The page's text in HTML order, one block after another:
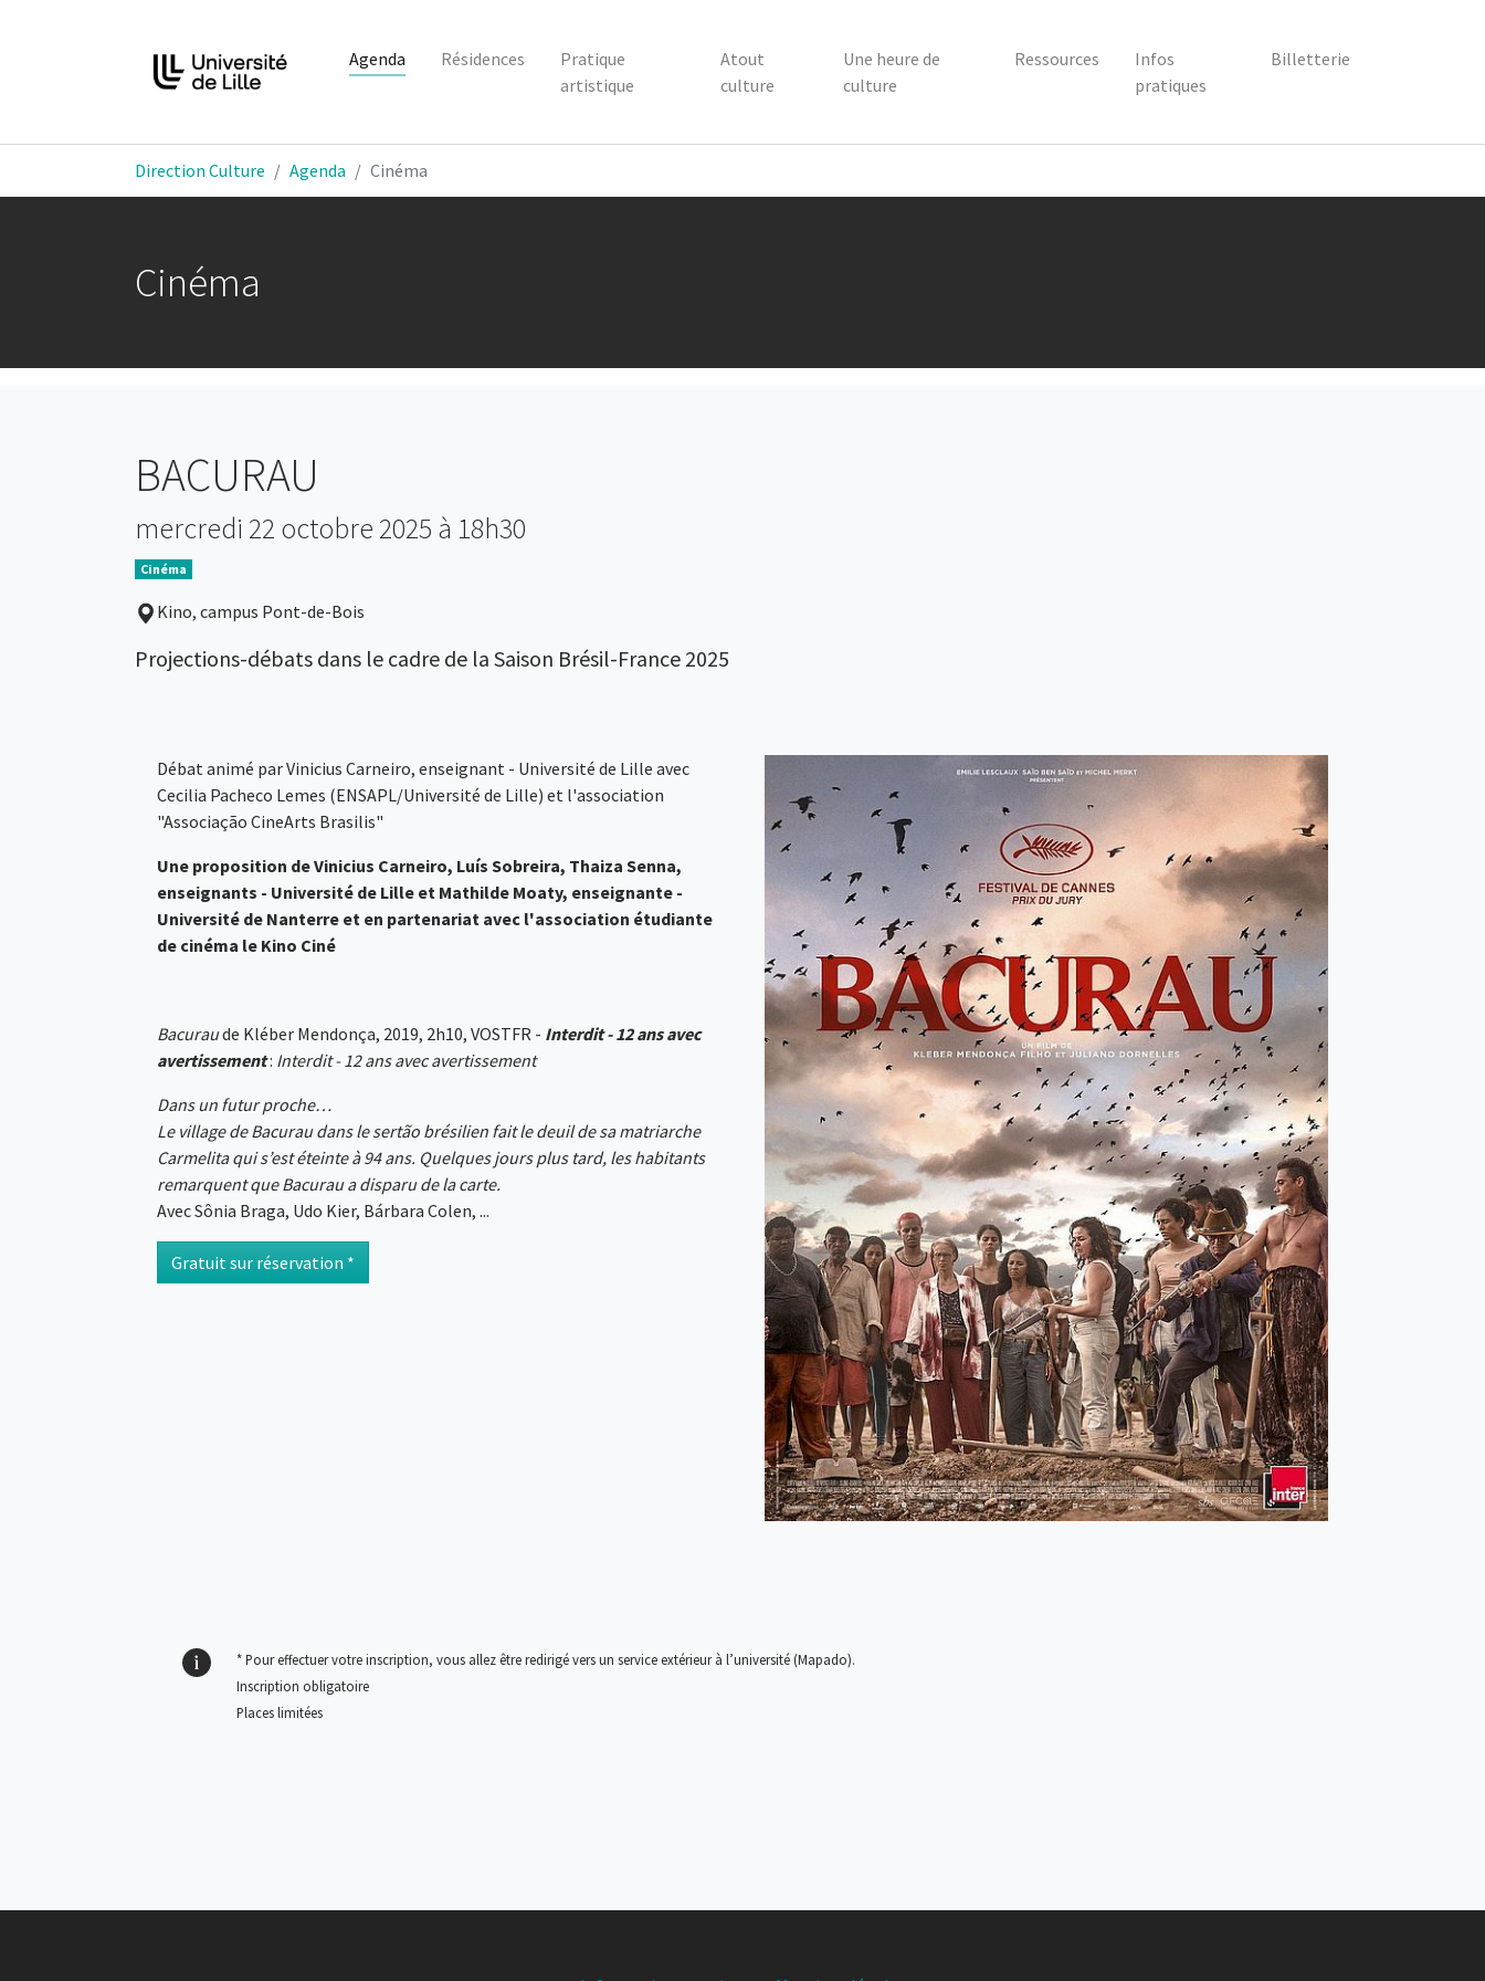
Agenda Résidences
Pratique
artistique
Atout
culture
Une heure de
culture
Ressources
Infos
pratiques
Billetterie
Direction Culture Agenda Cinéma
Cinéma
BACURAU
mercredi 22 octobre 2025 à 18h30
Cinéma
Kino, campus Pont-de-Bois
Projections-débats dans le cadre de la Saison Brésil-France 2025
Débat animé par Vinicius Carneiro, enseignant - Université de Lille avec
Cecilia Pacheco Lemes (ENSAPL/Université de Lille) et l'association
"Associação CineArts Brasilis"
Une proposition de Vinicius Carneiro, Luís Sobreira, Thaiza Senna,
enseignants - Université de Lille et Mathilde Moaty, enseignante -
Université de Nanterre et en partenariat avec l'association étudiante
de cinéma le Kino Ciné
Bacuraude Kléber Mendonça, 2019, 2h10, VOSTFR - Interdit - 12 ans avec
avertissement: Interdit - 12 ans avec avertissement
Dans un futur proche…
Le village de Bacurau dans le sertão brésilien fait le deuil de sa matriarche
Carmelita qui s’est éteinte à 94 ans. Quelques jours plus tard, les habitants
remarquent que Bacurau a disparu de la carte.
Avec Sônia Braga, Udo Kier, Bárbara Colen, ...
Gratuit sur réservation *
* Pour effectuer votre inscription, vous allez être redirigé vers un service extérieur à l’université (Mapado).
Inscription obligatoire
Places limitées